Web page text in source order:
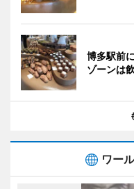
博多駅前
ゾーンは
ワー